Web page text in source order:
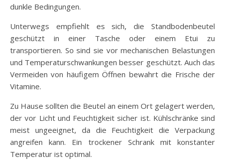
dunkle Bedingungen.
Unterwegs empfiehlt es sich, die Standbodenbeutel
geschützt in einer Tasche oder einem Etui zu
transportieren. So sind sie vor mechanischen Belastungen
und Temperaturschwankungen besser geschützt. Auch das
Vermeiden von häufigem Öffnen bewahrt die Frische der
Vitamine.
Zu Hause sollten die Beutel an einem Ort gelagert werden,
der vor Licht und Feuchtigkeit sicher ist. Kühlschränke sind
meist ungeeignet, da die Feuchtigkeit die Verpackung
angreifen kann. Ein trockener Schrank mit konstanter
Temperatur ist optimal.